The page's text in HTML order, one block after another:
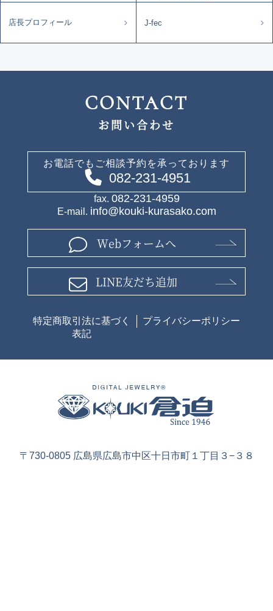
店長プロフィール J-fec
CONTACT
お問い合わせ
お電話でもご相談予約を承っております
082-231-4951
fax. 082-231-4959
E-mail. info@kouki-kurasako.com
Webフォームへ
LINE友だち追加
特定商取引法に基づく
表記
プライバシーポリシー
〒730-0805 広島県広島市中区十日市町１丁目３−３８